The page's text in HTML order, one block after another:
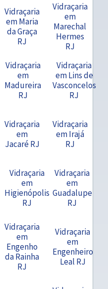
Vidraçaria
em Maria
da Graça
RJ
Vidraçaria
em
Marechal
Hermes
RJ
Vidraçaria
em
Madureira
RJ
Vidraçaria
em Lins de
Vasconcelos
RJ
Vidraçaria
em
Jacaré RJ
Vidraçaria
em Irajá
RJ
Vidraçaria
em
Higienópolis
RJ
Vidraçaria
em
Guadalupe
RJ
Vidraçaria
em
Engenho
da Rainha
RJ
Vidraçaria
em
Engenheiro
Leal RJ